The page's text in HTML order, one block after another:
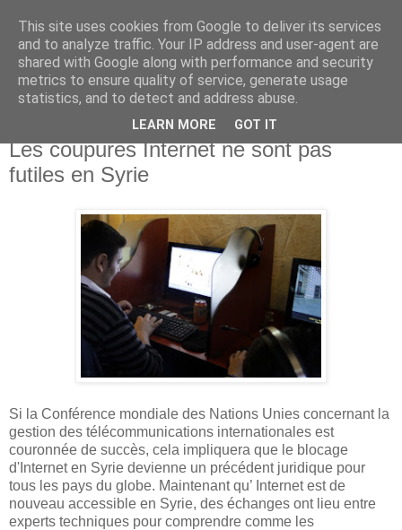
Le VPN: Blog en Français
www.levpn.fr
Monday, December 3, 2012
Les coupures Internet ne sont pas
futiles en Syrie
Si la Conférence mondiale des Nations Unies concernant la
gestion des télécommunications internationales est
couronnée de succès, cela impliquera que le blocage
d'Internet en Syrie devienne un précédent juridique pour
tous les pays du globe. Maintenant qu’ Internet est de
nouveau accessible en Syrie, des échanges ont lieu entre
experts techniques pour comprendre comme les
This site uses cookies from Google to deliver its services
and to analyze traffic. Your IP address and user-agent are
shared with Google along with performance and security
metrics to ensure quality of service, generate usage
statistics, and to detect and address abuse.
LEARN MORE GOT IT